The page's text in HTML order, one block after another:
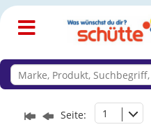
Seite: 1